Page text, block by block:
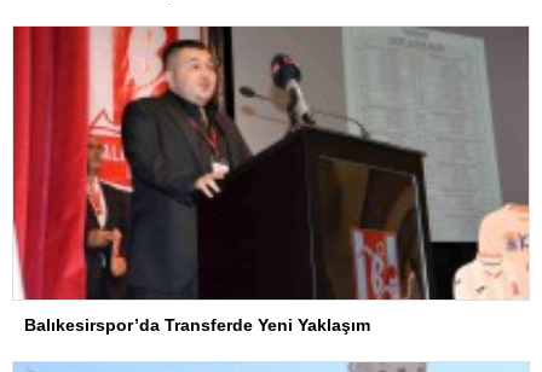
Balıkesirspor’da Transferde Yeni Yaklaşım